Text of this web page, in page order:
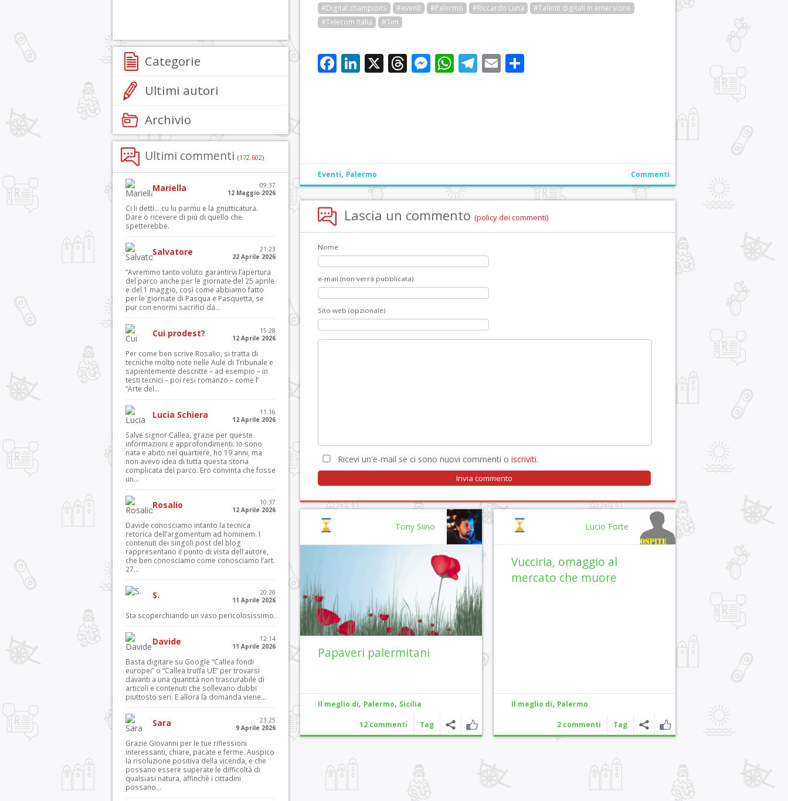
#Digital champions #eventi #Palermo #Riccardo Luna
#Talenti digitali in emersione
#Telecom Italia
#Tim
Facebook
LinkedIn
X Threads
Messenger
WhatsApp
Telegram
Email
Eventi, Palermo Commenti
Lascia un commento (policy dei commenti)
Nome
e-mail (non verrà pubblicata)
Sito web (opzionale)
Ricevi un'e-mail se ci sono nuovi commenti o iscriviti.
Lucio Forte
Vucciria, omaggio al
mercato che muore
Il meglio di, Palermo
2 commenti Tag
Tony Siino
Papaveri palermitani
Il meglio di, Palermo, Sicilia
12 commenti Tag
Categorie
Ultimi autori
Archivio
Ultimi commenti (172.602)
Mariella
09:37
12 Maggio 2026
Ci li detti… cu lu parmu e la gnutticatura.
Dare o ricevere di più di quello che
spetterebbe.
Salvatore
21:23
22 Aprile 2026
“Avremmo tanto voluto garantirvi l’apertura
del parco anche per le giornate del 25 aprile
e del 1 maggio, così come abbiamo fatto
per le giornate di Pasqua e Pasquetta, se
pur con enormi sacrifici da...
Cui prodest?
15:28
12 Aprile 2026
Per come ben scrive Rosalio, si tratta di
tecniche molto note nelle Aule di Tribunale e
sapientemente descritte – ad esempio – in
testi tecnici – poi resi romanzo – come l’
“Arte del...
Lucia Schiera
11:16
12 Aprile 2026
Salve signor Callea, grazie per queste
informazioni e approfondimenti. Io sono
nata e abito nel quartiere, ho 19 anni, ma
non avevo idea di tutta questa storia
complicata del parco. Ero convinta che fosse
un...
Rosalio
10:37
12 Aprile 2026
Davide conosciamo intanto la tecnica
retorica dell’argomentum ad hominem. I
contenuti dei singoli post del blog
rappresentano il punto di vista dell’autore,
che ben conosciamo come conosciamo l’art.
27...
S.
20:20
11 Aprile 2026
Sta scoperchiando un vaso pericolosissimo.
Davide
12:14
11 Aprile 2026
Basta digitare su Google “Callea fondi
europei” o “Callea truffa UE” per trovarsi
davanti a una quantità non trascurabile di
articoli e contenuti che sollevano dubbi
piuttosto seri. E allora la domanda viene...
Sara
23:25
9 Aprile 2026
Grazie Giovanni per le tue riflessioni
interessanti, chiare, pacate e ferme. Auspico
la risoluzione positiva della vicenda, e che
possano essere superate le difficoltà di
qualsiasi natura, affinché i cittadini
possano...